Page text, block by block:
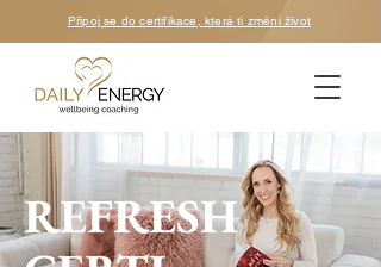
Připoj se do certifikace, která ti změní život
REFRESH